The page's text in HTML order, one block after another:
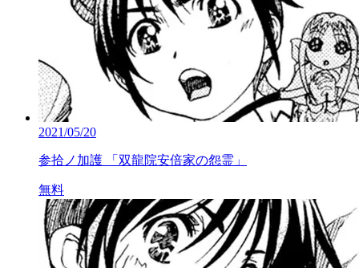
2021/05/20
参拾ノ加護 「双龍院安倍家の怨霊」
無料